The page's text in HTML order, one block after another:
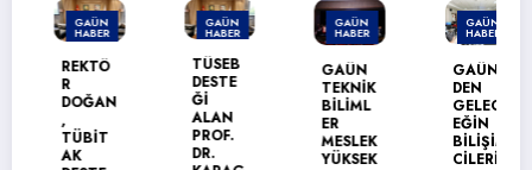
GAÜN
HABER
REKTÖ
DOĞAN
TÜBİT
AK
GAÜN
HABER
TÜSEB
DESTE
ALAN
PROF.
DR.
GAÜN
HABER
GAÜN
TEKNİK
BİLİML
ER
MESLEK
YÜKSEK
GAÜN
HABER
GAÜN’
DEN
GELEC
EĞİN
BİLİŞİM
CİLERİ